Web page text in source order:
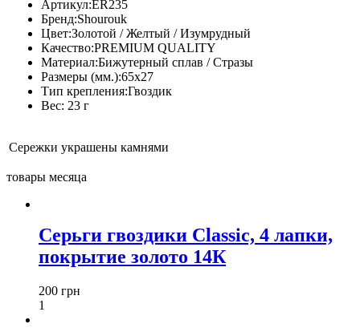
Артикул:ER235
Бренд:Shourouk
Цвет:Золотой / Желтый / Изумрудный
Качество:PREMIUM QUALITY
Материал:Бижутерный сплав / Стразы
Размеры (мм.):65x27
Тип крепления:Гвоздик
Вес: 23 г
Сережки украшены камнями
товары месяца
Серьги гвоздики Classic, 4 лапки,
покрытие золото 14К
200 грн
1